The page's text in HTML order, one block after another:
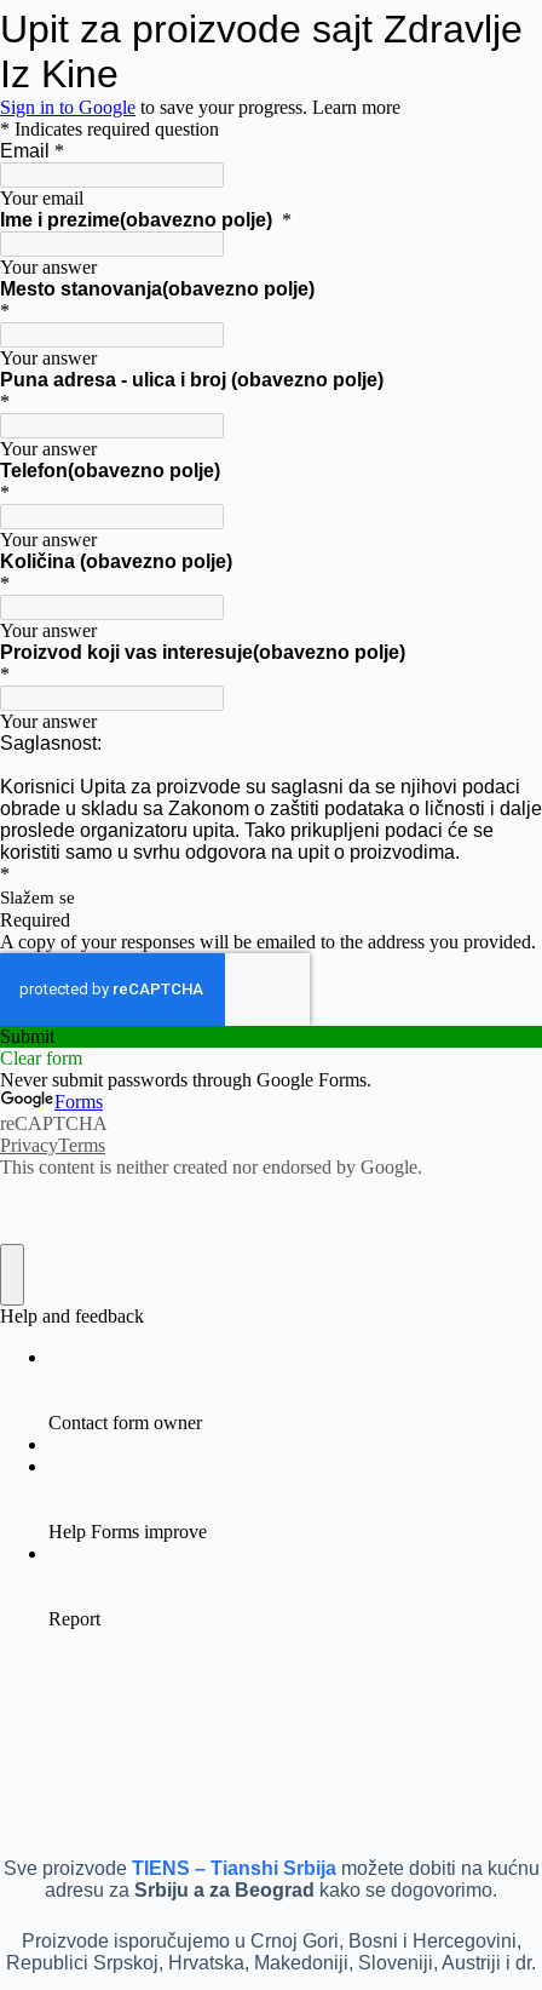
Sve proizvode TIENS – Tianshi Srbijamožete dobiti na kućnu
adresu za Srbiju a za Beograd kako se dogovorimo.
Proizvode isporučujemo u Crnoj Gori, Bosni i Hercegovini,
Republici Srpskoj, Hrvatska, Makedoniji, Sloveniji, Austriji i dr.